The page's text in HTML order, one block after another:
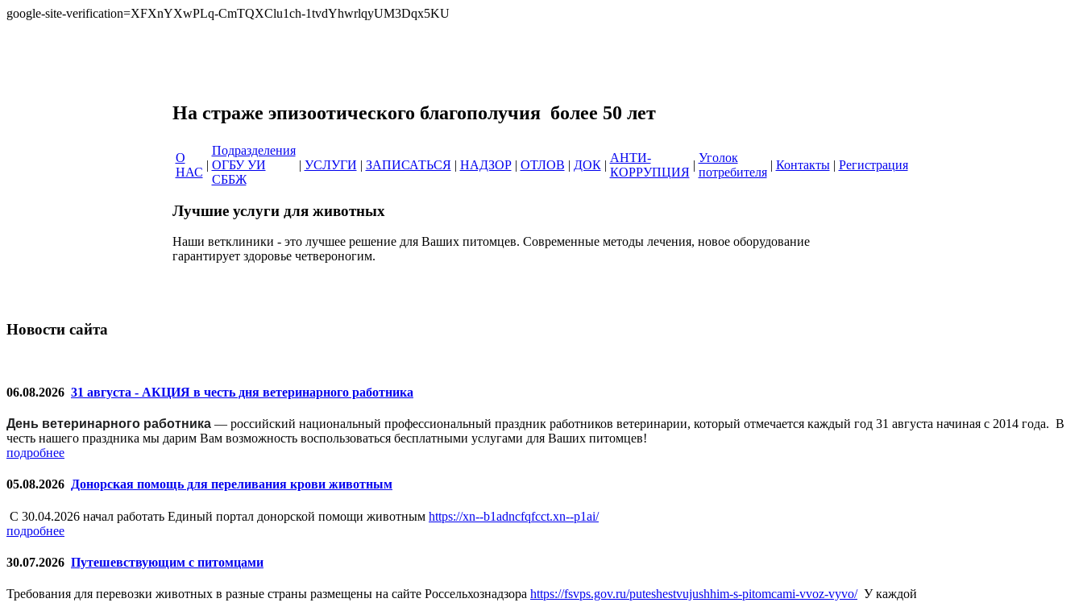
google-site-verification=XFXnYXwPLq-CmTQXClu1ch-1tvdYhwrlqyUM3Dqx5KU
На страже эпизоотического благополучия более 50 лет
О
НАС
|
Подразделения
ОГБУ УИ
СББЖ
| УСЛУГИ | ЗАПИСАТЬСЯ | НАДЗОР | ОТЛОВ | ДОК |
АНТИ-
КОРРУПЦИЯ
|
Уголок
потребителя
| Контакты | Регистрация
Лучшие услуги для животных
Наши ветклиники - это лучшее решение для Ваших питомцев. Современные методы лечения, новое оборудование
гарантирует здоровье четвероногим.
Новости сайта
06.08.2026 31 августа - АКЦИЯ в честь дня ветеринарного работника
День ветеринарного работника — российский национальный профессиональный праздник работников ветеринарии, который отмечается каждый год 31 августа начиная с 2014 года. В
честь нашего праздника мы дарим Вам возможность воспользоваться бесплатными услугами для Ваших питомцев!
подробнее
05.08.2026 Донорская помощь для переливания крови животным
С 30.04.2026 начал работать Единый портал донорской помощи животным https://xn--b1adncfqfcct.xn--p1ai/
подробнее
30.07.2026 Путешевствующим с питомцами
Требования для перевозки животных в разные страны размещены на сайте Россельхознадзора https://fsvps.gov.ru/puteshestvujushhim-s-pitomcami-vvoz-vyvo/У каждой